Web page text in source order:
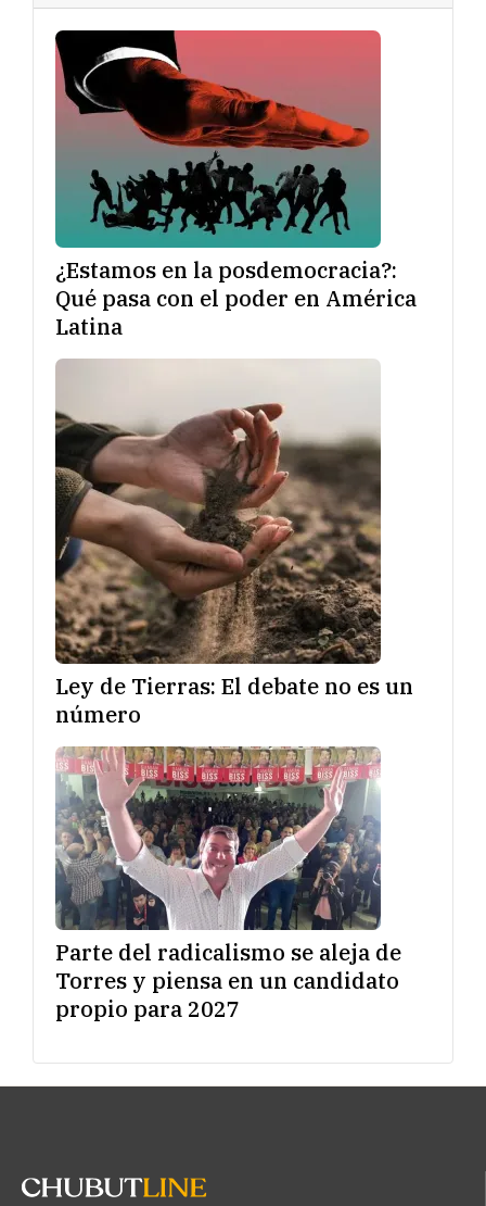
¿Estamos en la posdemocracia?:
Qué pasa con el poder en América
Latina
Ley de Tierras: El debate no es un
número
Parte del radicalismo se aleja de
Torres y piensa en un candidato
propio para 2027